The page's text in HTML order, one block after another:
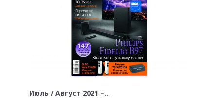
Июль / Август 2021 –…